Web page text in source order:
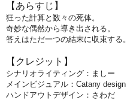
【あらすじ】
狂った計算と数々の死体。
奇妙な偶然から導き出される。
答えはただ一つの結末に収束する。
【クレジット 】
シナリオライティング：ましー
メインビジュアル：Catany design
ハンドアウトデザイン： さわだ